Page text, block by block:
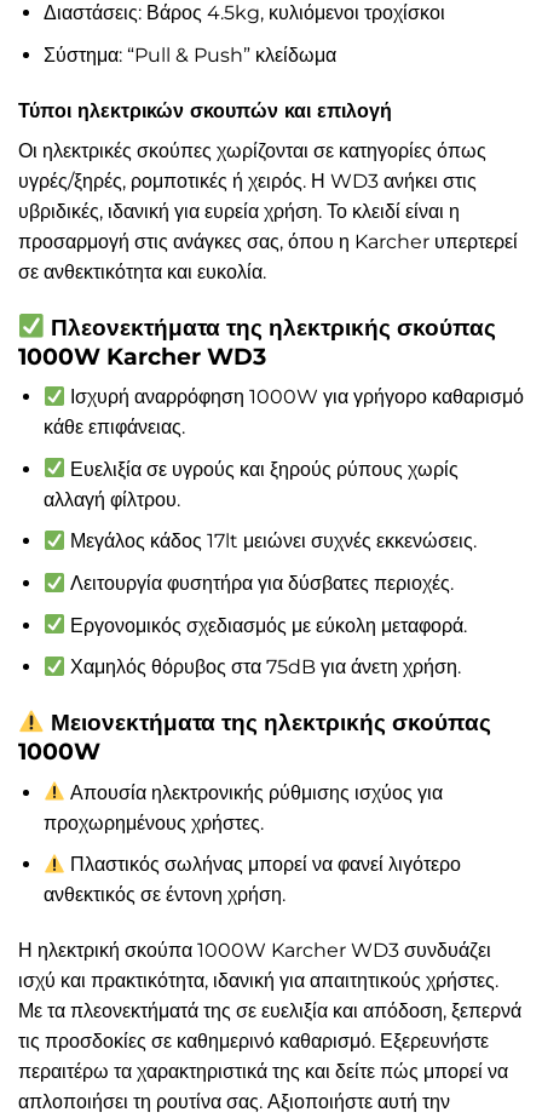
Διαστάσεις: Βάρος 4.5kg, κυλιόμενοι τροχίσκοι
Σύστημα: “Pull & Push” κλείδωμα
Τύποι ηλεκτρικών σκουπών και επιλογή
Οι ηλεκτρικές σκούπες χωρίζονται σε κατηγορίες όπως
υγρές/ξηρές, ρομποτικές ή χειρός. Η WD3 ανήκει στις
υβριδικές, ιδανική για ευρεία χρήση. Το κλειδί είναι η
προσαρμογή στις ανάγκες σας, όπου η Karcher υπερτερεί
σε ανθεκτικότητα και ευκολία.
Πλεονεκτήματα της ηλεκτρικής σκούπας
1000W Karcher WD3
Ισχυρή αναρρόφηση 1000W για γρήγορο καθαρισμό
κάθε επιφάνειας.
Ευελιξία σε υγρούς και ξηρούς ρύπους χωρίς
αλλαγή φίλτρου.
Μεγάλος κάδος 17lt μειώνει συχνές εκκενώσεις.
Λειτουργία φυσητήρα για δύσβατες περιοχές.
Εργονομικός σχεδιασμός με εύκολη μεταφορά.
Χαμηλός θόρυβος στα 75dB για άνετη χρήση.
Μειονεκτήματα της ηλεκτρικής σκούπας
1000W
Απουσία ηλεκτρονικής ρύθμισης ισχύος για
προχωρημένους χρήστες.
Πλαστικός σωλήνας μπορεί να φανεί λιγότερο
ανθεκτικός σε έντονη χρήση.
Η ηλεκτρική σκούπα 1000W Karcher WD3 συνδυάζει
ισχύ και πρακτικότητα, ιδανική για απαιτητικούς χρήστες.
Με τα πλεονεκτήματά της σε ευελιξία και απόδοση, ξεπερνά
τις προσδοκίες σε καθημερινό καθαρισμό. Εξερευνήστε
περαιτέρω τα χαρακτηριστικά της και δείτε πώς μπορεί να
απλοποιήσει τη ρουτίνα σας. Αξιοποιήστε αυτή την